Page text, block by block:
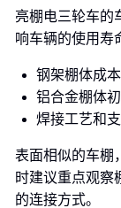
亮棚电三轮车的
响车辆的使用寿
钢架棚体成
铝合金棚体
焊接工艺和
表面相似的车棚
时建议重点观察
的连接方式。